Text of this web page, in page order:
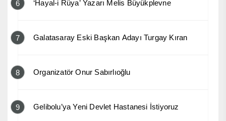
6 ‘Hayal-i Rüya’ Yazarı Melis Büyükplevne
7 Galatasaray Eski Başkan Adayı Turgay Kıran
8 Organizatör Onur Sabırlıoğlu
9 Gelibolu’ya Yeni Devlet Hastanesi İstiyoruz